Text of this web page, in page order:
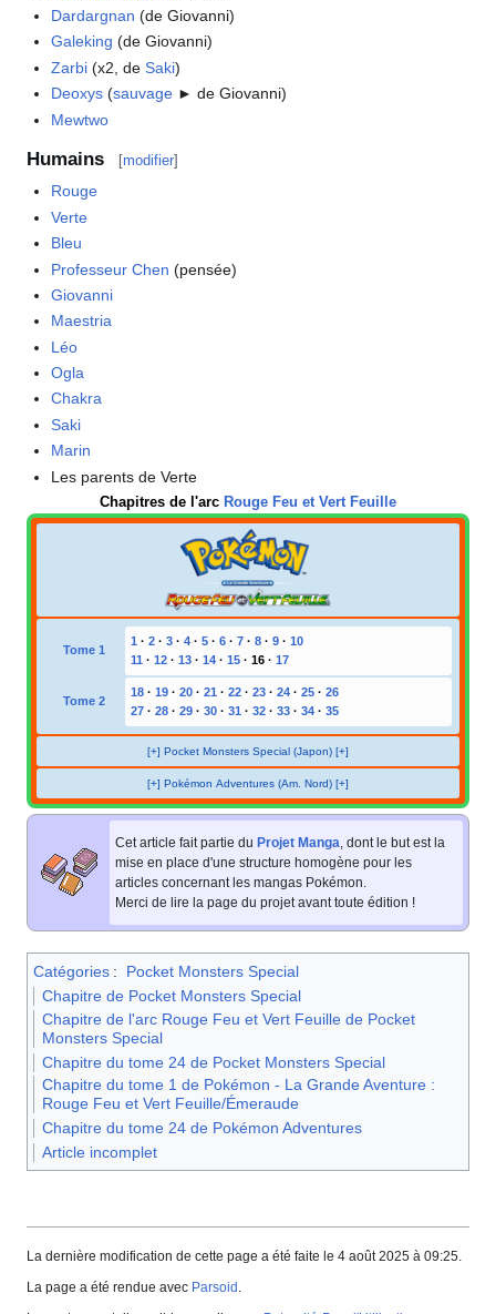
Dardargnan (de Giovanni)
Galeking (de Giovanni)
Zarbi (x2, deSaki)
Deoxys (sauvage ► de Giovanni)
Mewtwo
Humains [modifier]
Rouge
Verte
Bleu
Professeur Chen (pensée)
Giovanni
Maestria
Léo
Ogla
Chakra
Saki
Marin
Les parents de Verte
Chapitres de l'arc Rouge Feu et Vert Feuille
Tome 1
1 · 2 · 3 · 4 · 5 · 6 · 7 · 8 · 9 · 10
11 · 12 · 13 · 14 · 15 · 16 · 17
Tome 2
18 · 19 · 20 · 21 · 22 · 23 · 24 · 25 · 26
27 · 28 · 29 · 30 · 31 · 32 · 33 · 34 · 35
[+] Pocket Monsters Special (Japon) [+]
[+] Pokémon Adventures (Am. Nord) [+]
Cet article fait partie du Projet Manga, dont le but est la
mise en place d'une structure homogène pour les
articles concernant les mangas Pokémon.
Merci de lire la page du projet avant toute édition !
Catégories :
Pocket Monsters Special
Chapitre de Pocket Monsters Special
Chapitre de l'arc Rouge Feu et Vert Feuille de Pocket
Monsters Special
Chapitre du tome 24 de Pocket Monsters Special
Chapitre du tome 1 de Pokémon - La Grande Aventure :
Rouge Feu et Vert Feuille/Émeraude
Chapitre du tome 24 de Pokémon Adventures
Article incomplet
La dernière modification de cette page a été faite le 4 août 2025 à 09:25.
La page a été rendue avec Parsoid .